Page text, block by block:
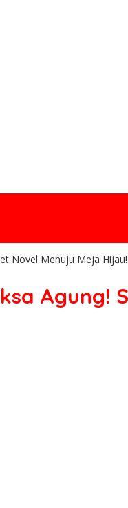
Novel Menuju Meja Hijau!
Agung!